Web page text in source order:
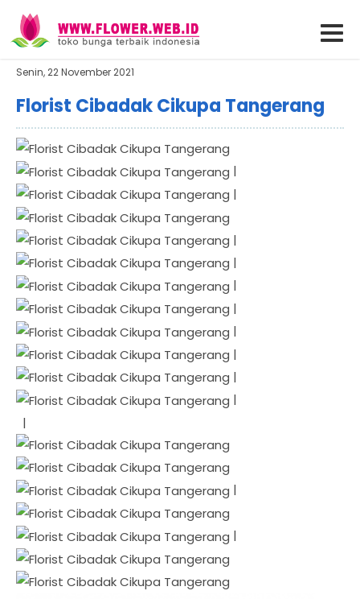
Senin, 22 November 2021
Florist Cibadak Cikupa Tangerang
|
|
|
|
|
|
|
|
|
|
|
|
|